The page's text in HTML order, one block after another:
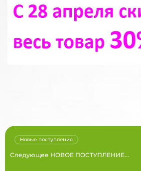
Следующее НОВОЕ ПОСТУПЛЕНИЕ...
Новые поступления